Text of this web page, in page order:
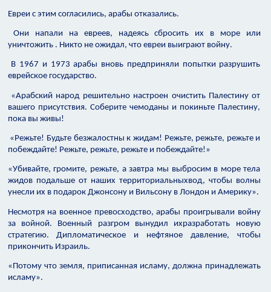
Евреи с этим согласились, арабы отказались.
Они напали на евреев, надеясь сбросить их в море или
уничтожить . Никто не ожидал, что евреи выиграют войну.
В 1967 и 1973 арабы вновь предприняли попытки разрушить
еврейское государство.
«Арабский народ решительно настроен очистить Палестину от
вашего присутствия. Соберите чемоданы и покиньте Палестину,
пока вы живы!
«Режьте! Будьте безжалостны к жидам! Режьте, режьте, режьте и
побеждайте! Режьте, режьте, режьте и побеждайте!»
«Убивайте, громите, режьте, а завтра мы выбросим в море тела
жидов подальше от наших территориальныхвод, чтобы волны
унесли их в подарок Джонсону и Вильсону в Лондон и Америку».
Несмотря на военное превосходство, арабы проигрывали войну
за войной. Военный разгром вынудил ихразработать новую
стратегию. Дипломатическое и нефтяное давление, чтобы
прикончить Израиль.
«Потому что земля, приписанная исламу, должна принадлежать
исламу».